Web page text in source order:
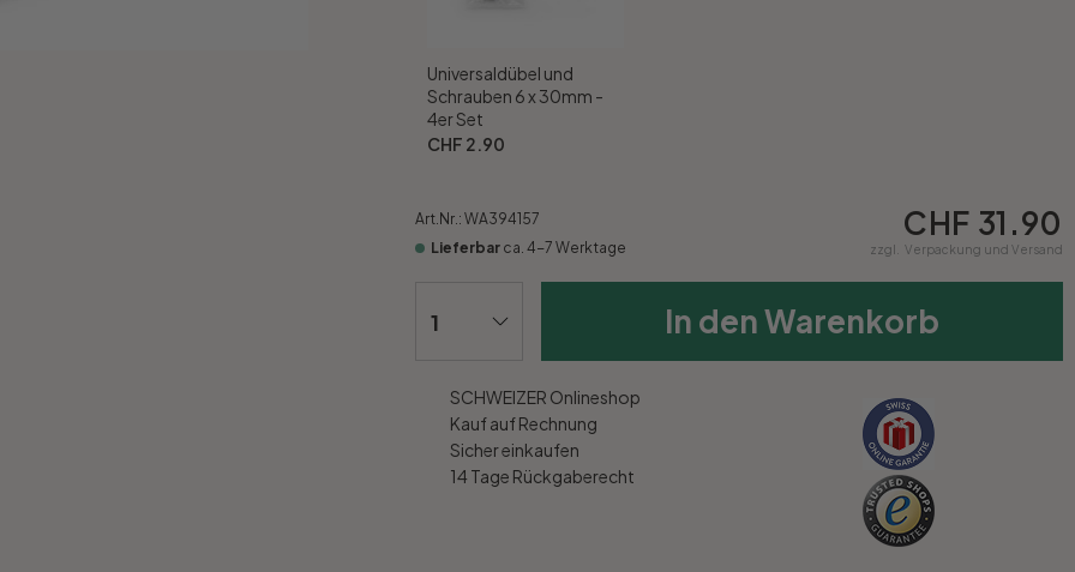
Universaldübel und
Schrauben 6 x 30mm -
4er Set
CHF 2.90
Art.Nr.: WA394157
Lieferbar ca. 4-7 Werktage
CHF 31.90
zzgl. Verpackung und Versand
In den Warenkorb
SCHWEIZER Onlineshop
Kauf auf Rechnung
Sicher einkaufen
14 Tage Rückgaberecht